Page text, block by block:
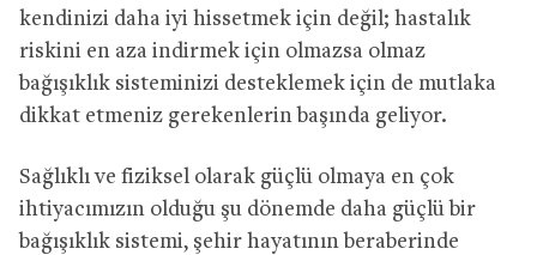
kendinizi daha iyi hissetmek için değil; hastalık
riskini en aza indirmek için olmazsa olmaz
bağışıklık sisteminizi desteklemek için de mutlaka
dikkat etmeniz gerekenlerin başında geliyor.
Sağlıklı ve fiziksel olarak güçlü olmaya en çok
ihtiyacımızın olduğu şu dönemde daha güçlü bir
bağışıklık sistemi, şehir hayatının beraberinde